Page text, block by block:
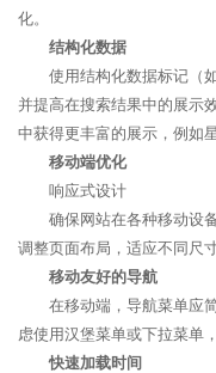
化。
结构化数据
使用结构化数据标记（
并提高在搜索结果中的展示
中获得更丰富的展示，例如
移动端优化
响应式设计
确保网站在各种移动设
调整页面布局，适应不同尺
移动友好的导航
在移动端，导航菜单应
虑使用汉堡菜单或下拉菜单
快速加载时间